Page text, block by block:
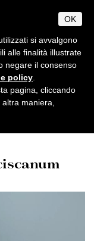
MENU
EN
IT
OK
si avvalgono
alle finalità illustrate
negare il consenso
policy
pagina, cliccando
maniera,